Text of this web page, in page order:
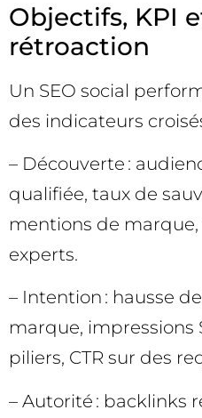
Objectifs, KPI
rétroaction
Un SEO social
des indicateurs
– Découverte :
qualifiée, taux de
mentions de
experts.
– Intention : hausse
marque, impressions
piliers, CTR sur des
– Autorité : backlinks